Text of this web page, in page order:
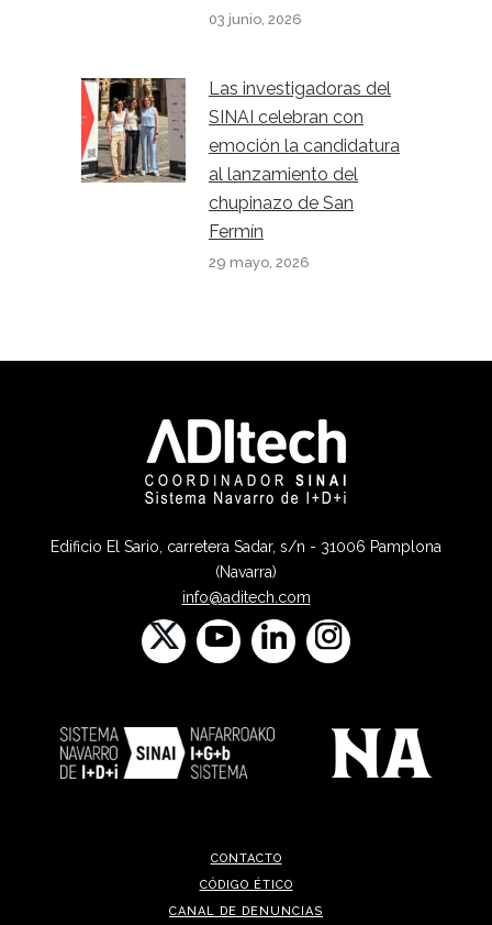
03 junio, 2026
Las investigadoras del
SINAI celebran con
emoción la candidatura
al lanzamiento del
chupinazo de San
Fermín
29 mayo, 2026
Edificio El Sario, carretera Sadar, s/n - 31006 Pamplona
(Navarra)
info@aditech.com
CONTACTO
CÓDIGO ÉTICO
CANAL DE DENUNCIAS